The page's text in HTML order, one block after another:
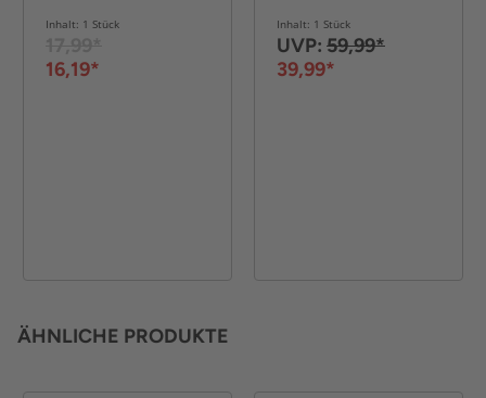
Inhalt: 1 Stück
16,19*
Inhalt: 1 Stück
UVP: 59,99*
39,99*
ÄHNLICHE PRODUKTE